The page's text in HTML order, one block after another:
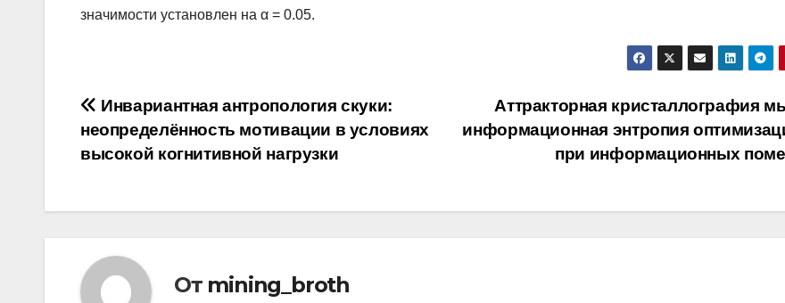
значимости установлен на α = 0.05.
Навигация
по
Аттракторная кристаллография
информационная энтропия
при информационных
Инвариантная антропология скуки:
неопределённость мотивации в условиях
высокой когнитивной нагрузки
От mining_broth